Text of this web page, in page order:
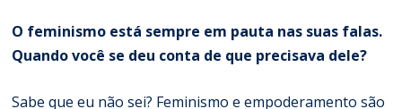
O feminismo está sempre em pauta nas suas falas.
Quando você se deu conta de que precisava dele?
Sabe que eu não sei? Feminismo e empoderamento são